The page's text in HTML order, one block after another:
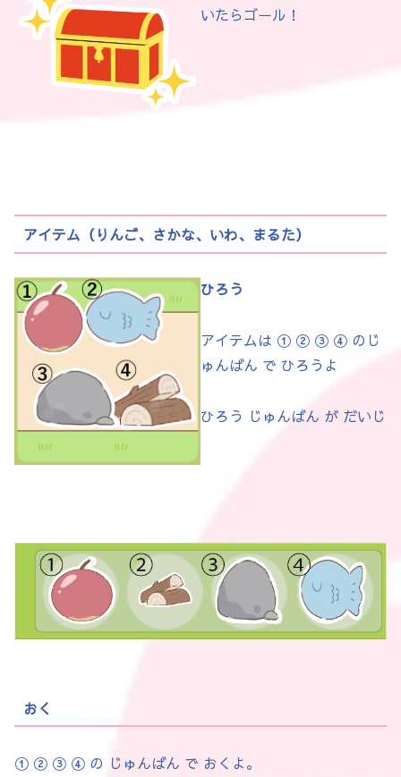
いたらゴール！
アイテム（りんご、さかな、いわ、まるた）
ひろう
アイテムは ① ② ③ ④ のじ
ゅんばん で ひろうよ
ひろう じゅんばん が だいじ
おく
① ② ③ ④ の じゅんばん で おくよ。